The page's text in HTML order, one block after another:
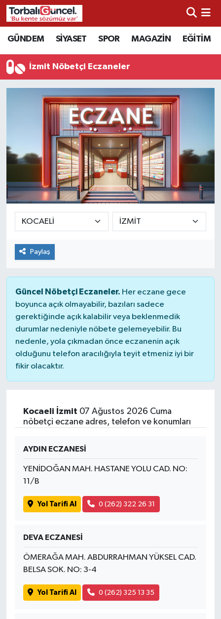
GÜNDEM SİYASET SPOR MAGAZİN EĞİTİM
İzmit Nöbetçi Eczaneler
Paylaş
Güncel Nöbetçi Eczaneler. Her eczane gece
boyunca açık olmayabilir, bazıları sadece
gerektiğinde açık kalabilir veya beklenmedik
durumlar nedeniyle nöbete gelemeyebilir. Bu
nedenle, yola çıkmadan önce eczanenin açık
olduğunu telefon aracılığıyla teyit etmeniz iyi bir
fikir olacaktır.
Kocaeli İzmit 07 Ağustos 2026 Cuma
nöbetçi eczane adres, telefon ve konumları
AYDIN ECZANESİ
YENİDOĞAN MAH. HASTANE YOLU CAD. NO:
11/B
Yol Tarifi Al 0 (262) 322 26 31
DEVA ECZANESİ
ÖMERAĞA MAH. ABDURRAHMAN YÜKSEL CAD.
BELSA SOK. NO: 3-4
Yol Tarifi Al 0 (262) 325 13 35
İzmir Nöbetçi Eczaneler
İzmir Hava Durumu
İzmir Namaz Vakitleri
İzmir Trafik Yoğunluk Haritası
Süper Lig Puan Durumu ve Fikstür
Tüm Manşetler
Son Dakika Haberleri
Haber Arşivi